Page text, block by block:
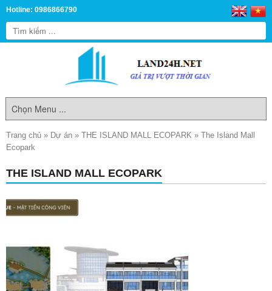
Hotline: 0986866790
Trang chủ » Dự án » THE ISLAND MALL ECOPARK » The Island Mall
Ecopark
THE ISLAND MALL ECOPARK